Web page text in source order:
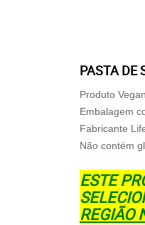
PASTA DE
Produto
Embalagem
Fabricante
Não contém
ESTE
REGIÃO